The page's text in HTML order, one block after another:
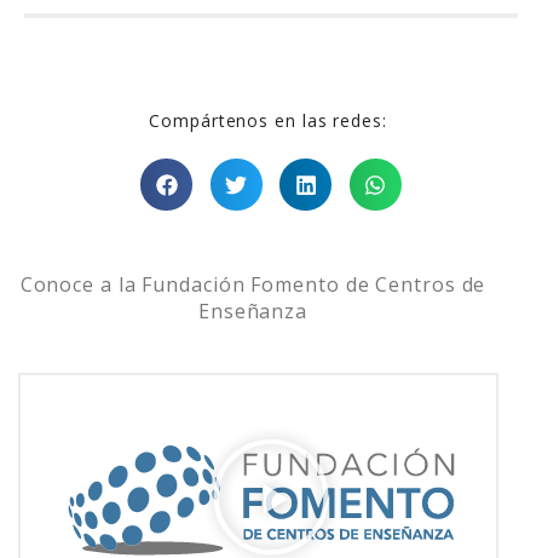
Compártenos en las redes:
Conoce a la Fundación Fomento de Centros de
Enseñanza